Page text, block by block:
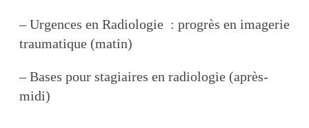
– Urgences en Radiologie : progrès en imagerie
traumatique (matin)
– Bases pour stagiaires en radiologie (après-
midi)